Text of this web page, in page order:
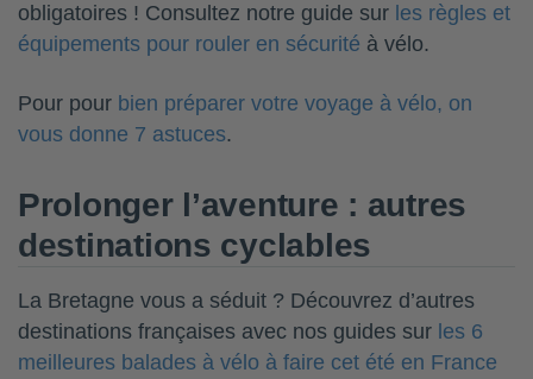
obligatoires ! Consultez notre guide sur les règles et
équipements pour rouler en sécurité à vélo.
Pour pour bien préparer votre voyage à vélo, on
vous donne 7 astuces.
Prolonger l’aventure : autres
destinations cyclables
La Bretagne vous a séduit ? Découvrez d’autres
destinations françaises avec nos guides sur les 6
meilleures balades à vélo à faire cet été en France